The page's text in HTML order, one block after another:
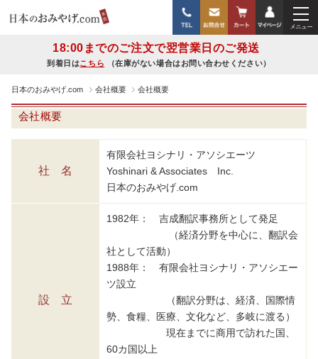
18:00までのご注文で翌営業日のご発送
到着日はこちら （在庫がない場合はお問い合わせください）
日本のおみやげ.com 会社概要 会社概要
会社概要
社 名
有限会社ヨシナリ・アソシエーツ
Yoshinari & Associates Inc.
日本のおみやげ.com
設 立
1982年： 吉成翻訳事務所として発足
（経済分野を中心に、翻訳会
社として活動）
1988年： 有限会社ヨシナリ・アソシエー
ツ設立
（翻訳分野は、経済、国際情
勢、食糧、医療、文化など、多岐に渡る）
現在までに商用で訪れた国、
60カ国以上